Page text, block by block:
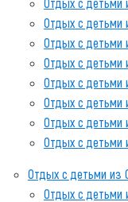
Отдых с
Отдых с детьми
Отдых с детьми
Отдых с
Отдых с детьми
Отдых с детьми
Отдых с детьми
Отдых с детьми из
Отдых с детьми